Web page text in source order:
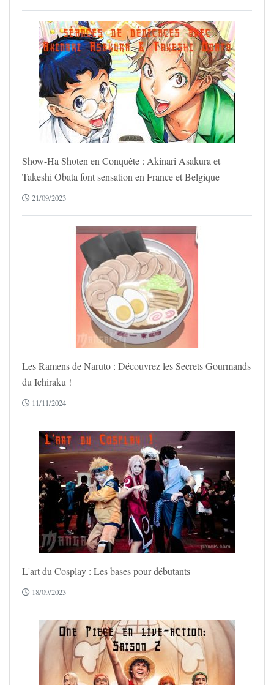
Show-Ha Shoten en Conquête : Akinari Asakura et
Takeshi Obata font sensation en France et Belgique
21/09/2023
Les Ramens de Naruto : Découvrez les Secrets Gourmands
du Ichiraku !
11/11/2024
L'art du Cosplay : Les bases pour débutants
18/09/2023